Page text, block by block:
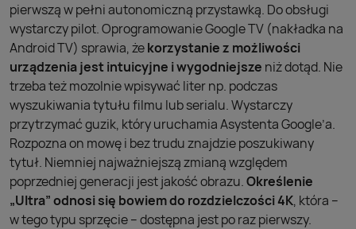
pierwszą w pełni autonomiczną przystawką. Do obsługi
wystarczy pilot. Oprogramowanie Google TV (nakładka na
Android TV) sprawia, żekorzystanie z możliwości
urządzenia jest intuicyjne i wygodniejsze niż dotąd. Nie
trzeba też mozolnie wpisywać liter np. podczas
wyszukiwania tytułu filmu lub serialu. Wystarczy
przytrzymać guzik, który uruchamia Asystenta Google’a.
Rozpozna on mowę i bez trudu znajdzie poszukiwany
tytuł. Niemniej najważniejszą zmianą względem
poprzedniej generacji jest jakość obrazu.Określenie
„Ultra” odnosi się bowiem do rozdzielczości 4K, która –
w tego typu sprzęcie – dostępna jest po raz pierwszy.